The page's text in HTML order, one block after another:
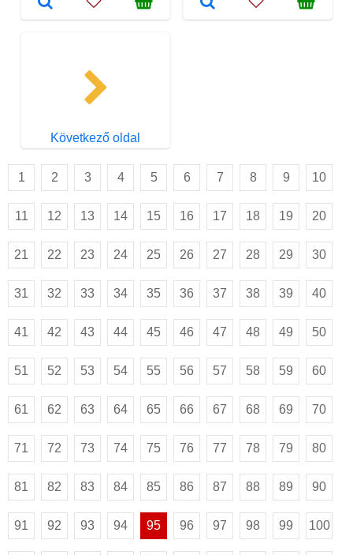
Következő oldal
1 2 3 4 5 6 7 8 9 10
11 12 13 14 15 16 17 18 19 20
21 22 23 24 25 26 27 28 29 30
31 32 33 34 35 36 37 38 39 40
41 42 43 44 45 46 47 48 49 50
51 52 53 54 55 56 57 58 59 60
61 62 63 64 65 66 67 68 69 70
71 72 73 74 75 76 77 78 79 80
81 82 83 84 85 86 87 88 89 90
91 92 93 94 95 96 97 98 99 100